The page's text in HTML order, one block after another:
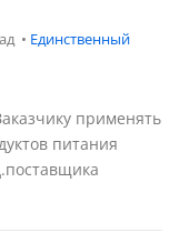
• Единственный
применять
питания